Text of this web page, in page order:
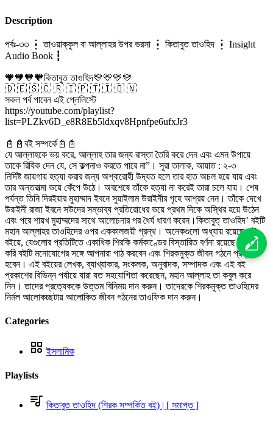
Description
পর্বঃ-৩৩ ┇ তাওয়াক্কুল বা আল্লাহর উপর ভরসা ┇ কিতাবুত তাওহিদ ┇ Insight
Audio Book ┇
🧡🧡🧡🧡কিতাবুত তাওহিদ💛💛💛💛
🇩 🇪 🇸 🇨 🇷 🇮 🇵 🇹 🇮 🇴 🇳
সকল পর্ব পাবেন এই প্লেলিস্টে
https://youtube.com/playlist?
list=PLZkv6D_e8R8Eb5ldxqv8Hpnfpe6ufxJr3
📓📓বই সম্পর্কে📓📓
যে আল্লাহকে ভয় করে, আল্লাহ তার জন্য রাস্তা তৈরি করে দেন এবং এমন উপায়ে
তাকে রিযিক দেন যে, সে কল্পনাও করতে পারে না”। সূরা তালাক, আয়াত : ২-৩
নির্দিষ্ট জায়গায় হত্যা করার জন্য অশ্বারোহী উদ্যত হলে তার হাত অচল হয়ে যায় এবং
তার অন্তরাত্মা ভয়ে কেঁপে উঠে। অবশেষে তাঁকে হত্যা না করেই তারা চলে যায়। শেষ
পর্যন্ত তিনি দিরইয়ার মুহাম্মাদ ইবনে সুয়াইলাম উরাইনীর গৃহে আশ্রয় নেন। তাঁকে দেখে
উরাইনী রাজা ইবনে সউদের সম্ভাব্য প্রতিরোধের ভয়ে প্রথম দিকে অস্থির হয়ে উঠেন
এবং পরে শায়খ মুহাম্মদের সাথে আলোচনার পর ধৈর্য ধারণ করেন।কিতাবুত্ তাওহিদ’ বইটি
মহান আল্লাহর তাওহিদের ওপর এককালজয়ী গ্রন্থ। অনেকগুলো অধ্যায় রয়েছে এই
বইয়ে, যেগুলোর প্রতিটিতে একাধিক শিরকি কর্মকাণ্ডের বিস্তারিত বর্ণনা রয়েছে। আশা
করি বইটি মনোযোগের সঙ্গে আপনারা পাঠ করবেন এবং শিরকমুক্ত জীবন গঠনে প্রত্যয়ী
হবেন। এই বইয়ের লেখক, ব্যাখ্যাকার, সংকলক, অনুবাদক, সম্পাদক এবং এই বই
প্রকাশের বিভিন্ন পর্যায়ে যারা যত সহযোগিতা করেছেন, মহান আল্লাহ তা কবুল করে
নিন। তাদের প্রত্যেককে উত্তম বিনিময় দান করুন। তাদেরকে শিরকমুক্ত তাওহিদের
নির্মল আলোকচ্ছটায় আলোকিত জীবন গঠনের তাওফিক দান করুন।
Categories
ইসলামিক
Playlists
কিতাবুত তাওহিদ (শিরক সম্পর্কিত বই) | [ সমাপ্ত ]